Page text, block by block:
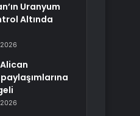
Uranyum
Altında
paylaşımlarına